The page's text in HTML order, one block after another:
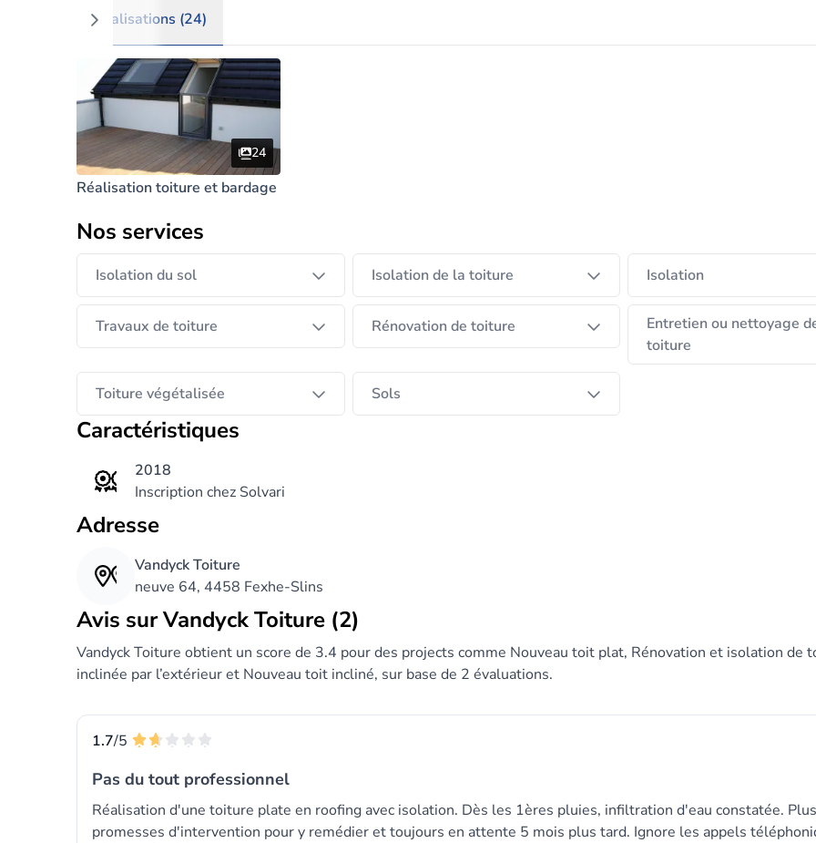
Réalisations (24)
24
Réalisation toiture et bardage
Nos services
Isolation du sol Isolation de la toiture Isolation
Travaux de toiture Rénovation de toiture
Entretien ou nettoyage
toiture
Toiture végétalisée Sols
Caractéristiques
2018
Inscription chez Solvari
Adresse
Vandyck Toiture
neuve 64, 4458 Fexhe-Slins
Avis sur Vandyck Toiture (2)
Vandyck Toiture obtient un score de 3.4 pour des projects comme Nouveau toit plat, Rénovation et isolation de
inclinée par l’extérieur et Nouveau toit incliné, sur base de 2 évaluations.
1.7/5
Pas du tout professionnel
Réalisation d'une toiture plate en roofing avec isolation. Dès les 1ères pluies, infiltration d'eau constatée.
promesses d'intervention pour y remédier et toujours en attente 5 mois plus tard. Ignore les appels